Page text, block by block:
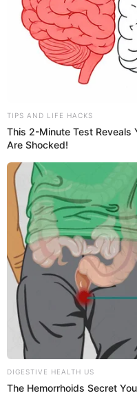
La vez que
Segundo
Gianella Neyra
quien mantuvo un
intérprete contó cómo se
divorciarse.
"Cuando me divorcié sí
pero creo que de alguna
forma muy bonita,
honestos en poder
enamorados el uno del
cosas distintas", dijo.
PUEDES VER:
Gianella
evitar
Gianella Neyra
de Christian